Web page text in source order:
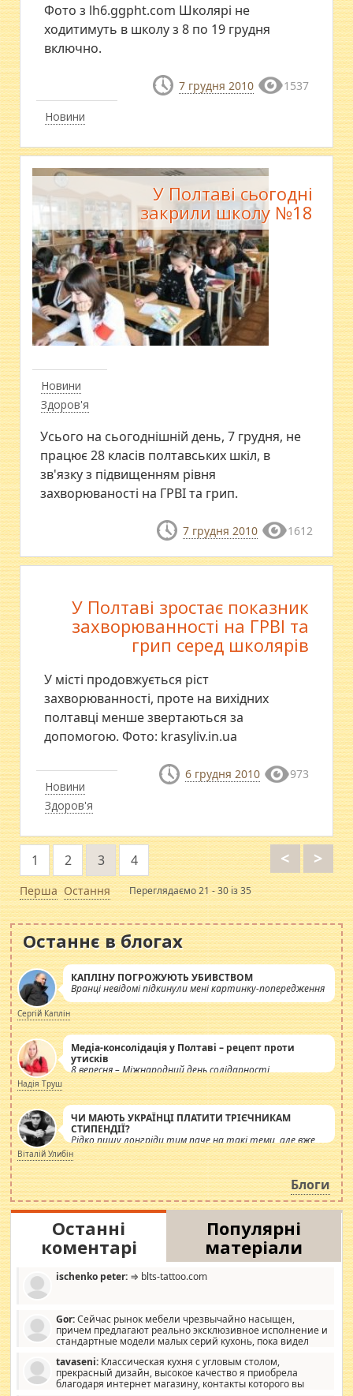
Новини
Фото з lh6.ggpht.com Школярі не
ходитимуть в школу з 8 по 19 грудня
включно.
7 грудня 2010 1537
Новини
Здоров'я
У Полтаві сьогодні
закрили школу №18
Усього на сьогоднішній день, 7 грудня, не
працює 28 класів полтавських шкіл, в
зв'язку з підвищенням рівня
захворюваності на ГРВІ та грип.
7 грудня 2010 1612
Новини
Здоров'я
У Полтаві зростає показник
захворюванності на ГРВІ та
грип серед школярів
У місті продовжується ріст
захворюванності, проте на вихідних
полтавці менше звертаються за
допомогою. Фото: krasyliv.in.ua
6 грудня 2010 973
Перша
<
1 2 3 4 >
Остання Переглядаємо 21 - 30 із 35
Останнє в блогах
КАПЛІНУ ПОГРОЖУЮТЬ УБИВСТВОМ
Вранці невідомі підкинули мені картинку-попередження
Сергій Каплін
Медіа-консолідація у Полтаві – рецепт проти
утисків
8 вересня – Міжнародний день солідарності
журналістів.
Надія Труш
ЧИ МАЮТЬ УКРАЇНЦІ ПЛАТИТИ ТРІЄЧНИКАМ
СТИПЕНДІЇ?
Рідко пишу лонгріди тим паче на такі теми, але вже
просто дістало! Обурюють сьогоднішні інсенуації
навколо стипендіального питання. Штучно
роздувається ще одна соціальна катастрофа.
Віталій Улибін
Блоги
Останні
коментарі
Популярні
матеріали
ischenko peter: ⇒ blts-tattoo.com
Gor:Сейчас рынок мебели чрезвычайно насыщен,
причем предлагают реально эксклюзивное исполнение и
стандартные модели малых серий кухонь, пока видел
стандартные формы, в MebelOk, креативненько и что главное -
со вкусом все в порядке, без ненужных наворотов удорожающих
мебель, а это не последний фактор.
tavaseni: Классическая кухня с угловым столом,
прекрасный дизайн, высокое качество я приобрела
благодаря интернет магазину, контакты которого вы